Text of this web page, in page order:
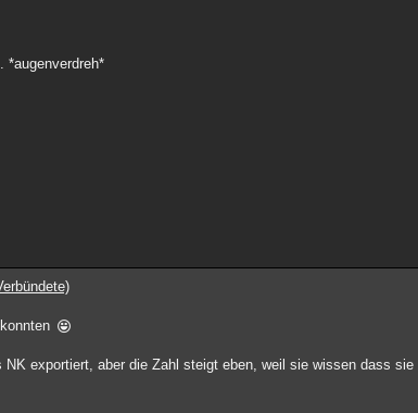
*augenverdreh*
exportiert, aber die Zahl steigt eben, weil sie wissen dass